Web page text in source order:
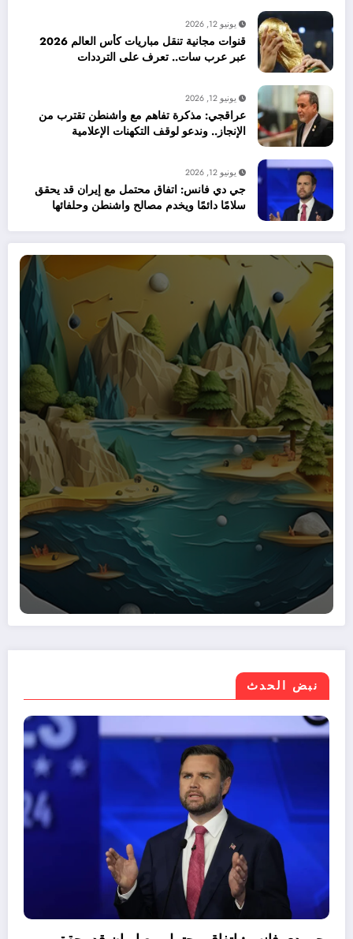
يونيو 12, 2026
قنوات مجانية تنقل مباريات كأس العالم 2026
عبر عرب سات.. تعرف على الترددات
يونيو 12, 2026
عراقجي: مذكرة تفاهم مع واشنطن تقترب من
الإنجاز.. وندعو لوقف التكهنات الإعلامية
يونيو 12, 2026
جي دي فانس: اتفاق محتمل مع إيران قد يحقق
سلامًا دائمًا ويخدم مصالح واشنطن وحلفائها
نبض الحدث
صافي الاقتراض